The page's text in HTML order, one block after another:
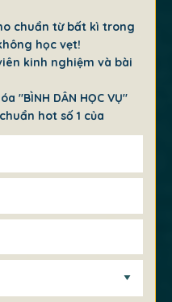
chuẩn từ bất kì trong
học vẹt!
kinh nghiệm và bài
"BÌNH DÂN HỌC VỤ"
hot số 1 của